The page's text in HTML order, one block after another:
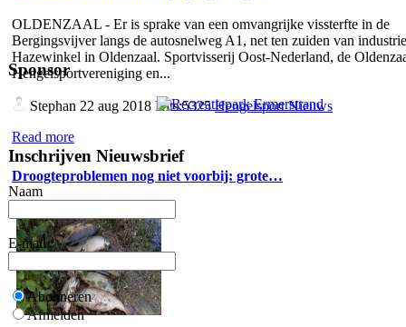
OLDENZAAL - Er is sprake van een omvangrijke vissterfte in de
Bergingsvijver langs de autosnelweg A1, net ten zuiden van
Hazewinkel in Oldenzaal. Sportvisserij Oost-Nederland, de
Hengelsportvereniging en...
Stephan 22 aug 2018 Hits:5325Hengelsport Nieuws
Read more
Droogteproblemen nog niet voorbij: grote…
Sponsor
Inschrijven Nieuwsbrief
Naam
E-mail
Abonneren
Afmelden